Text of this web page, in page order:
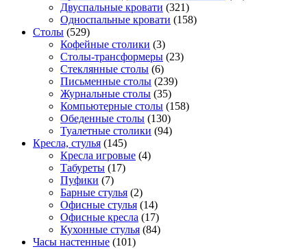
Двуспальные кровати (321)
Односпальные кровати (158)
Столы (529)
Кофейные столики (3)
Столы-трансформеры (23)
Стеклянные столы (6)
Письменные столы (239)
Журнальные столы (35)
Компьютерные столы (158)
Обеденные столы (130)
Туалетные столики (94)
Кресла, стулья (145)
Кресла игровые (4)
Табуреты (17)
Пуфики (7)
Барные стулья (2)
Офисные стулья (14)
Офисные кресла (17)
Кухонные стулья (84)
Часы настенные (101)